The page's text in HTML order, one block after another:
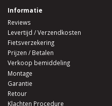
Informatie
Reviews
Levertijd / Verzendkosten
Fietsverzekering
Prijzen / Betalen
Verkoop bemiddeling
Montage
Garantie
Retour
Klachten Procedure